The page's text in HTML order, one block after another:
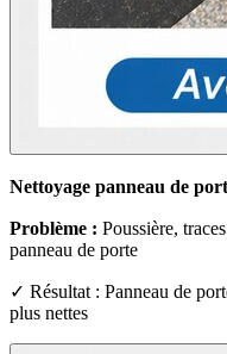
Nettoyage panneau de
Problème : Poussière,
panneau de porte
✓ Résultat : Panneau de
plus nettes